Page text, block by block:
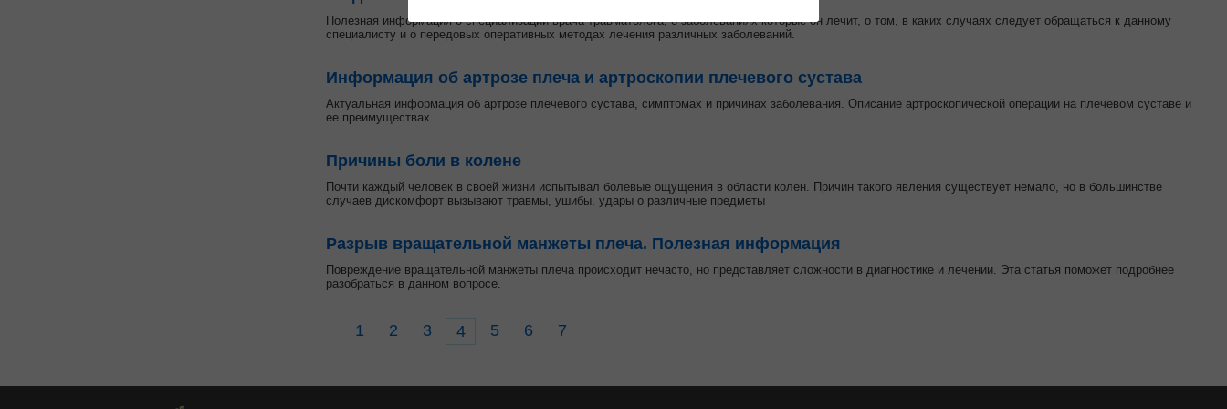
Полезная информация о специализации врача-травматолога, о заболеваниях которые он лечит, о том, в каких случаях следует обращаться к данному
специалисту и о передовых оперативных методах лечения различных заболеваний.
Информация об артрозе плеча и артроскопии плечевого сустава
Актуальная информация об артрозе плечевого сустава, симптомах и причинах заболевания. Описание артроскопической операции на плечевом суставе и
ее преимуществах.
Причины боли в колене
Почти каждый человек в своей жизни испытывал болевые ощущения в области колен. Причин такого явления существует немало, но в большинстве
случаев дискомфорт вызывают травмы, ушибы, удары о различные предметы
Разрыв вращательной манжеты плеча. Полезная информация
Повреждение вращательной манжеты плеча происходит нечасто, но представляет сложности в диагностике и лечении. Эта статья поможет подробнее
разобраться в данном вопросе.
1 2 3 4 5 6 7